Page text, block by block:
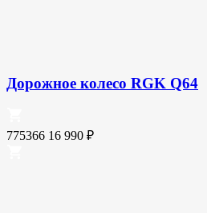
Дорожное колесо RGK Q64
775366 16 990 ₽